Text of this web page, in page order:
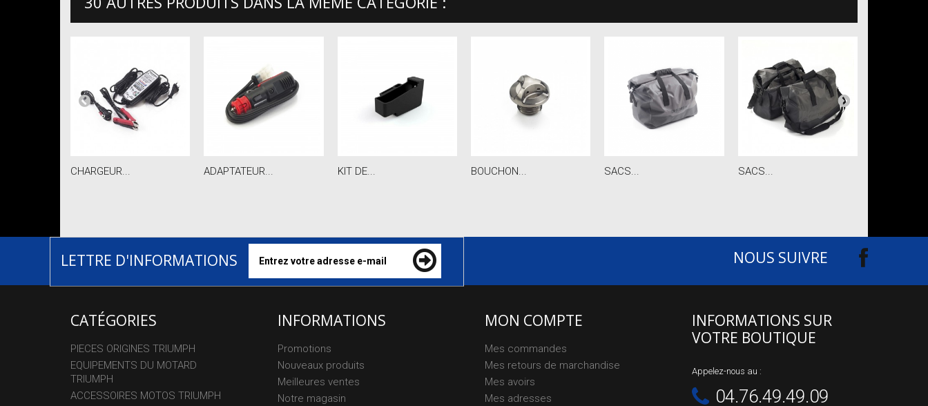
CHARGEUR... ADAPTATEUR... KIT DE... BOUCHON... SACS... SACS...
LETTRE D'INFORMATIONS NOUS SUIVRE
CATÉGORIES
PIECES ORIGINES TRIUMPH
EQUIPEMENTS DU MOTARD
TRIUMPH
ACCESSOIRES MOTOS TRIUMPH
INFORMATIONS
Promotions
Nouveaux produits
Meilleures ventes
Notre magasin
MON COMPTE
Mes commandes
Mes retours de marchandise
Mes avoirs
Mes adresses
INFORMATIONS SUR
VOTRE BOUTIQUE
Appelez-nous au :
04.76.49.49.09